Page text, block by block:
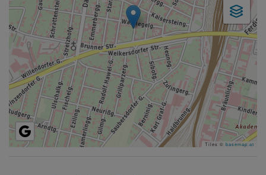
Tiles © basemap.at